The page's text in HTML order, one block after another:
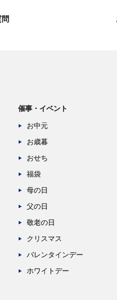
催事・イベント
お中元
お歳暮
おせち
福袋
母の日
父の日
敬老の日
クリスマス
バレンタインデー
ホワイトデー